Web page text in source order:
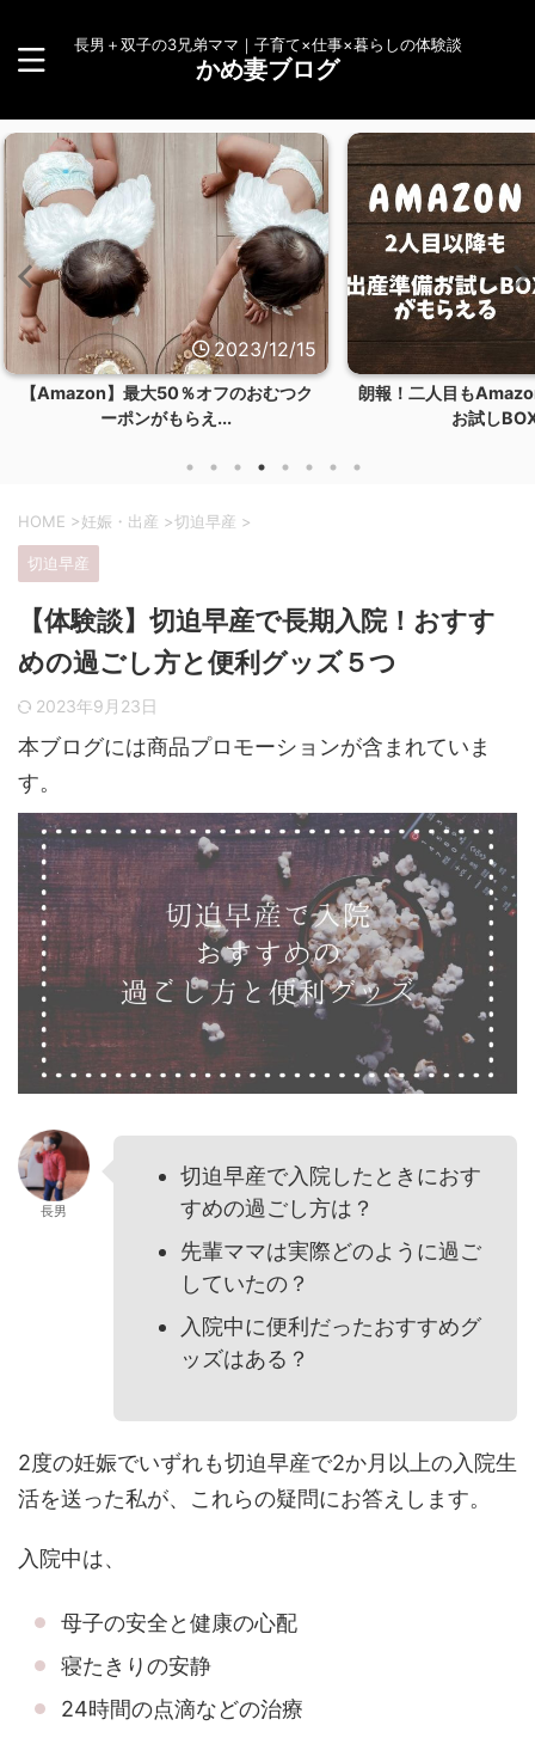
長男＋双子の3兄弟ママ｜子育て×仕事×暮らしの体験談
かめ妻ブログ
12/15
むつク
2023/12/14
朗報！二人目もAmazonらくらくベビー
お試しBOXを...
【体験談
HOME >妊娠・出産 >切迫早産 >
切迫早産
【体験談】切迫早産で長期入院！おすす
めの過ごし方と便利グッズ５つ
2023年9月23日
本ブログには商品プロモーションが含まれていま
す。
長男
切迫早産で入院したときにおす
すめの過ごし方は？
先輩ママは実際どのように過ご
していたの？
入院中に便利だったおすすめグ
ッズはある？
2度の妊娠でいずれも切迫早産で2か月以上の入院生
活を送った私が、これらの疑問にお答えします。
入院中は、
母子の安全と健康の心配
寝たきりの安静
24時間の点滴などの治療